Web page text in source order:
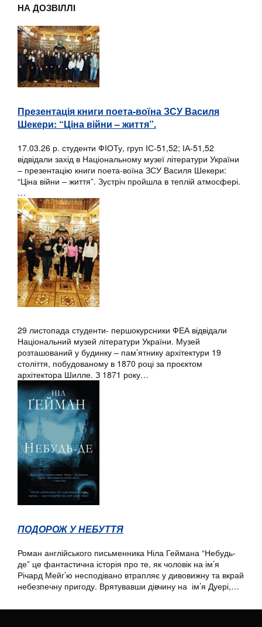
НА ДОЗВІЛЛІ
Презентація книги поета-воїна ЗСУ Василя
Шекери: “Ціна війни – життя”.
17.03.26 р. студенти ФІОТу, груп ІС-51,52; ІА-51,52
відвідали захід в Національному музеї літератури України
– презентацію книги поета-воїна ЗСУ Василя Шекери:
“Ціна війни – життя”. Зустріч пройшла в теплій атмосфері.
…
29 листопада студенти- першокурсники ФЕА відвідали
Національний музей літератури України. Музей
розташований у будинку – пам’ятнику архітектури 19
століття, побудованому в 1870 році за проєктом
архітектора Шилле. З 1871 року…
ПОДОРОЖ У НЕБУТТЯ
Роман англійського письменника Ніла Геймана “Небудь-
де” це фантастична історія про те, як чоловік на ім’я
Річард Мейг’ю несподівано втрапляє у дивовижну та вкрай
небезпечну пригоду. Врятувавши дівчину на ім’я Дуері,…